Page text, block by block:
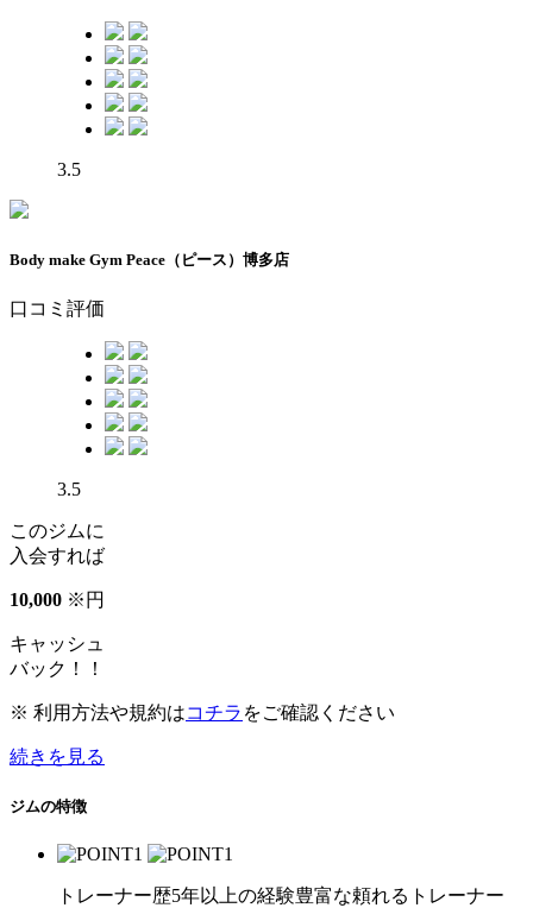
3.5
Body make Gym Peace（ピース）博多店
口コミ評価
3.5
このジムに
入会すれば
10,000 ※ 円
キャッシュ
バック！！
※ 利用方法や規約はコチラ をご確認ください
続きを見る
ジムの特徴
トレーナー歴5年以上の経験豊富な頼れるトレーナー